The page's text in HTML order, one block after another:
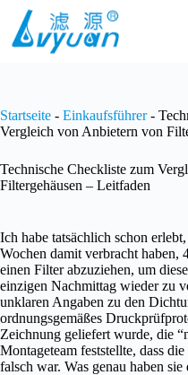
Inhalt
springen
Startseite - Einkaufsführer-
Vergleich von Anbietern von
Technische Checkliste zum
Filtergehäusen – Leitfaden
Ich habe tatsächlich schon
Wochen damit verbracht haben,
einen Filter abzuziehen, um
einzigen Nachmittag wieder zu
unklaren Angaben zu den
ordnungsgemäßes
Zeichnung geliefert wurde, die
Montageteam feststellte, dass
falsch war. Was genau haben